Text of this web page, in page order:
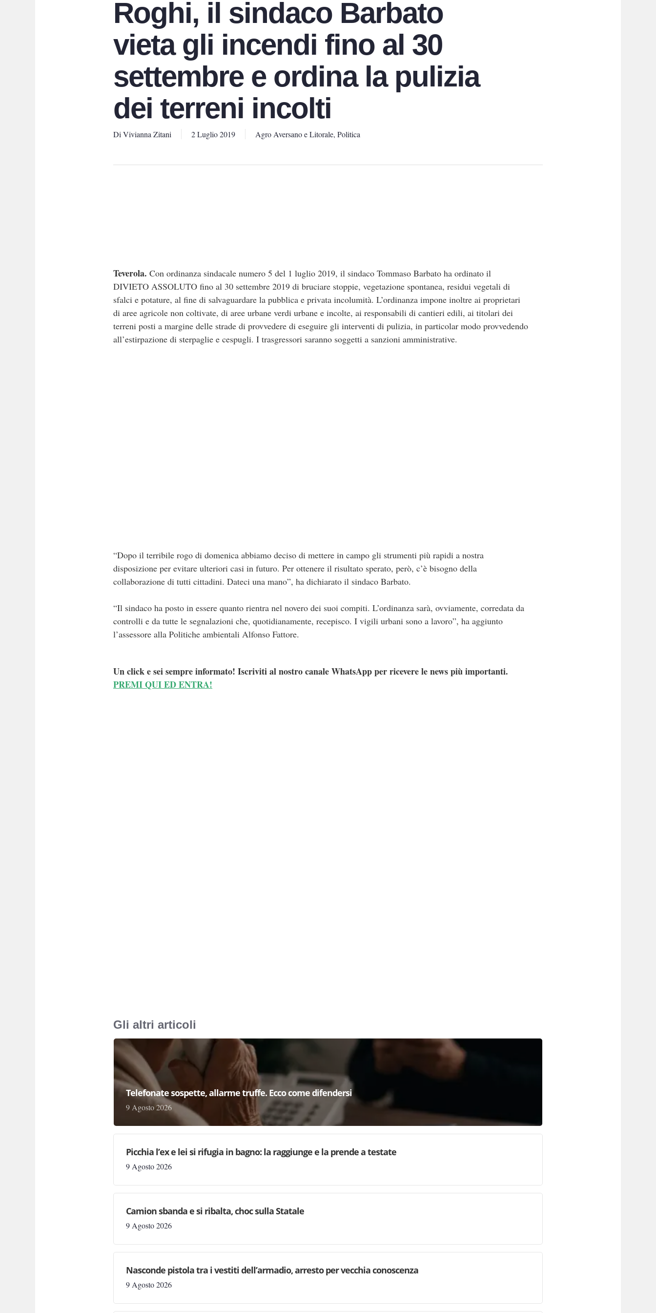
Roghi, il sindaco Barbato
vieta gli incendi fino al 30
settembre e ordina la pulizia
dei terreni incolti
Di Vivianna Zitani 2 Luglio 2019 Agro Aversano e Litorale, Politica
Teverola. Con ordinanza sindacale numero 5 del 1 luglio 2019, il sindaco Tommaso Barbato ha ordinato il
DIVIETO ASSOLUTO fino al 30 settembre 2019 di bruciare stoppie, vegetazione spontanea, residui vegetali di
sfalci e potature, al fine di salvaguardare la pubblica e privata incolumità. L’ordinanza impone inoltre ai proprietari
di aree agricole non coltivate, di aree urbane verdi urbane e incolte, ai responsabili di cantieri edili, ai titolari dei
terreni posti a margine delle strade di provvedere di eseguire gli interventi di pulizia, in particolar modo provvedendo
all’estirpazione di sterpaglie e cespugli. I trasgressori saranno soggetti a sanzioni amministrative.
“Dopo il terribile rogo di domenica abbiamo deciso di mettere in campo gli strumenti più rapidi a nostra
disposizione per evitare ulteriori casi in futuro. Per ottenere il risultato sperato, però, c’è bisogno della
collaborazione di tutti cittadini. Dateci una mano”, ha dichiarato il sindaco Barbato.
“Il sindaco ha posto in essere quanto rientra nel novero dei suoi compiti. L’ordinanza sarà, ovviamente, corredata da
controlli e da tutte le segnalazioni che, quotidianamente, recepisco. I vigili urbani sono a lavoro”, ha aggiunto
l’assessore alla Politiche ambientali Alfonso Fattore.
Un click e sei sempre informato! Iscriviti al nostro canale WhatsApp per ricevere le news più importanti.
PREMI QUI ED ENTRA!
Gli altri articoli
Telefonate sospette, allarme truffe. Ecco come difendersi
9 Agosto 2026
Picchia l’ex e lei si rifugia in bagno: la raggiunge e la prende a testate
9 Agosto 2026
Camion sbanda e si ribalta, choc sulla Statale
9 Agosto 2026
Nasconde pistola tra i vestiti dell’armadio, arresto per vecchia conoscenza
9 Agosto 2026